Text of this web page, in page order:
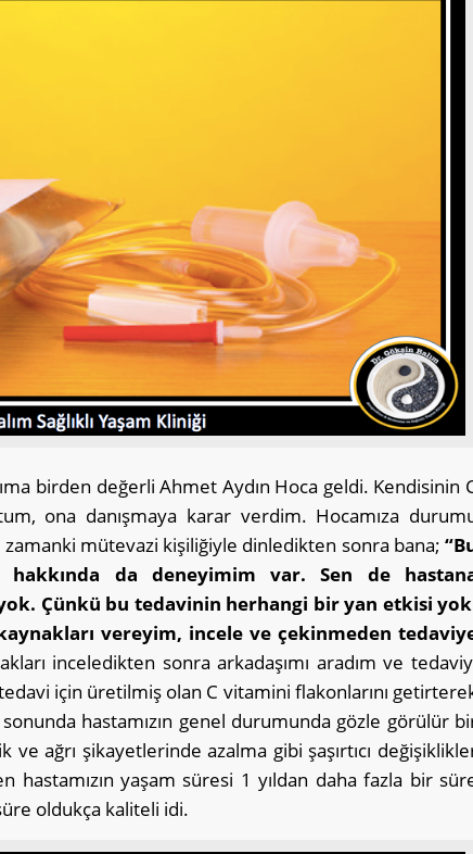
birden değerli Ahmet Aydın Hoca geldi. Kendisinin
ona danışmaya karar verdim. Hocamıza
mütevazi kişiliğiyle dinledikten sonra bana;
hakkında da deneyimim var. Sen de
Çünkü bu tedavinin herhangi bir yan etkisi
vereyim, incele ve çekinmeden
inceledikten sonra arkadaşımı aradım ve
için üretilmiş olan C vitamini flakonlarını
hastamızın genel durumunda gözle görülür
ve ağrı şikayetlerinde azalma gibi şaşırtıcı
hastamızın yaşam süresi 1 yıldan daha fazla bir
oldukça kaliteli idi.